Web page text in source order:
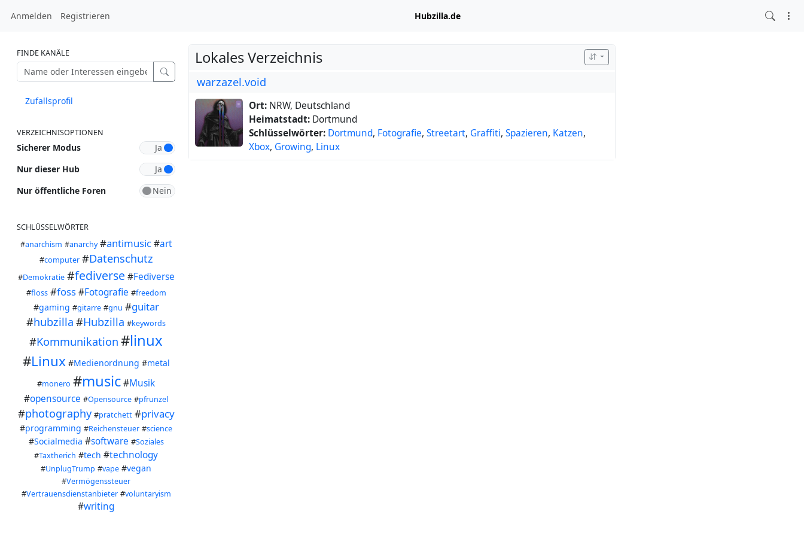
Anmelden Registrieren Hubzilla.de
FINDE KANÄLE
Zufallsprofil
VERZEICHNISOPTIONEN
Sicherer Modus
Nur dieser Hub
Nur öffentliche Foren
SCHLÜSSELWÖRTER
#anarchism #anarchy #antimusic #art
#computer #Datenschutz
#Demokratie #fediverse #Fediverse
#floss #foss #Fotografie #freedom
#gaming #gitarre #gnu #guitar
#hubzilla #Hubzilla #keywords
#Kommunikation #linux
#Linux #Medienordnung #metal
#monero #music#Musik
#opensource #Opensource #pfrunzel
#photography #pratchett #privacy
#programming #Reichensteuer #science
#Socialmedia #software #Soziales
#Taxtherich #tech #technology
#UnplugTrump #vape #vegan
#Vermögenssteuer
#Vertrauensdienstanbieter #voluntaryism
#writing
Lokales Verzeichnis
warzazel.void
Ort: NRW, Deutschland
Heimatstadt: Dortmund
Schlüsselwörter: Dortmund, Fotografie, Streetart, Graffiti, Spazieren, Katzen,
Xbox, Growing, Linux